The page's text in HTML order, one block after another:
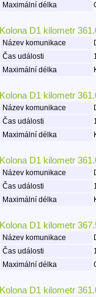
Maximální délka
Kolona D1 kilometr
Název komunikace
Čas události
Maximální délka
Kolona D1 kilometr
Název komunikace
Čas události
Maximální délka
Kolona D1 kilometr
Název komunikace
Čas události
Maximální délka
Kolona D1 kilometr
Název komunikace
Čas události
Maximální délka
Kolona D1 kilometr